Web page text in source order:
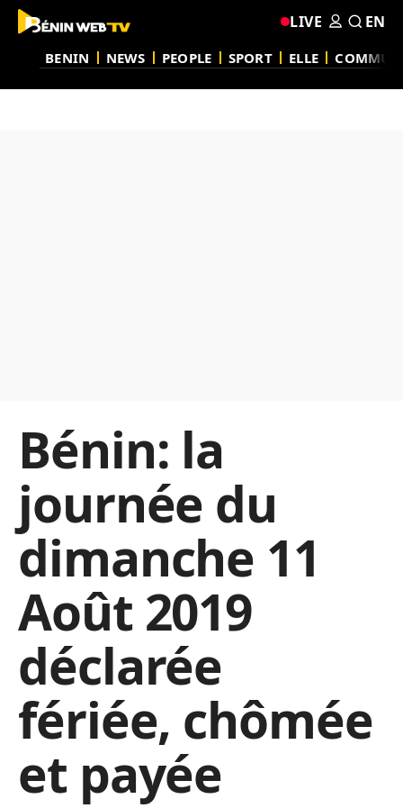
BENIN NEWS PEOPLE SPORT ELLE
LIVE EN
Bénin: la
journée du
dimanche 11
Août 2019
déclarée
fériée, chômée
et payée